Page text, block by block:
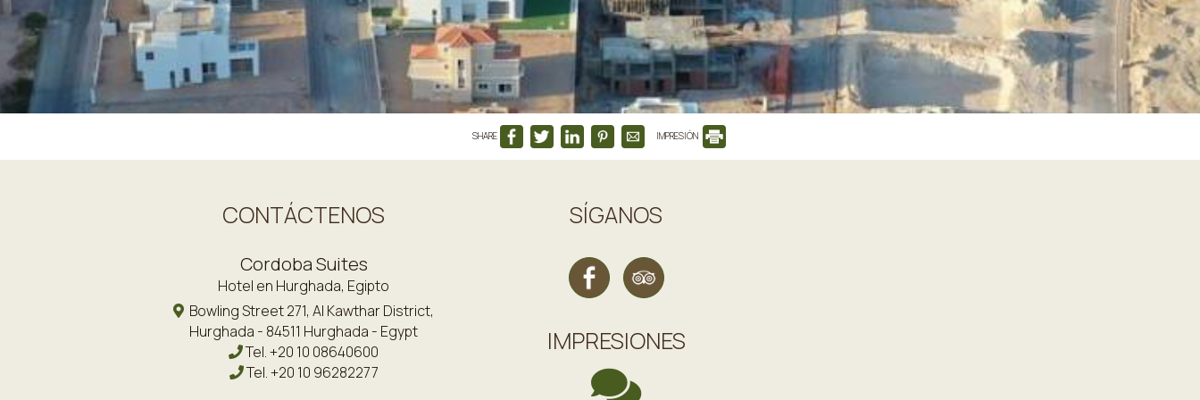
SHARE IMPRESIÓN
CONTÁCTENOS
Cordoba Suites
Hotel en Hurghada, Egipto
Bowling Street 271, Al Kawthar District,
Hurghada - 84511 Hurghada - Egypt
Tel.+20 10 08640600
Tel.+20 10 96282277
SÍGANOS
IMPRESIONES